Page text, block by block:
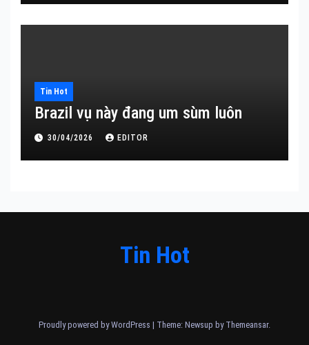
Tin Hot
Brazil vụ này đang um sùm luôn
30/04/2026 EDITOR
Tin Hot
Proudly powered by WordPress | Theme: Newsup by Themeansar.